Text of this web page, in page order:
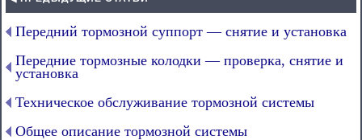
Передний тормозной суппорт — снятие и установка
Передние тормозные колодки — проверка, снятие и
установка
Техническое обслуживание тормозной системы
Общее описание тормозной системы